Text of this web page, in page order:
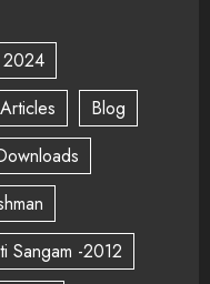
2024
Articles
Blog
Sangam -2012